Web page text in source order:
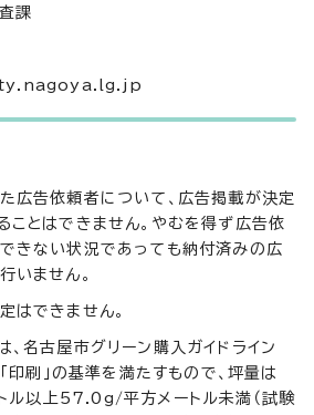
課
広告依頼者について、広告掲載が決定
ことはできません。やむを得ず広告依
きない状況であっても納付済みの広
いません。
はできません。
、名古屋市グリーン購入ガイドライン
印刷」の基準を満たすもので、坪量は
以上57.0g/平方メートル未満（試験